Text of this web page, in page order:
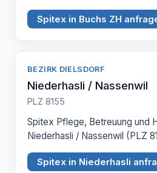
Spitex in Buchs ZH
BEZIRK DIELSDORF
Niederhasli / Nassenwil
PLZ 8155
Spitex Pflege, Betreuung und
Niederhasli / Nassenwil (PLZ
Spitex in Niederhasli